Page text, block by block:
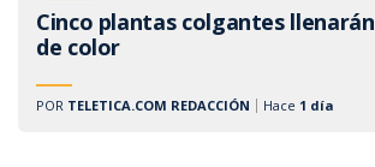
Cinco plantas colgantes
de color
Hace 1 día
POR TELETICA.COM REDACCIÓN